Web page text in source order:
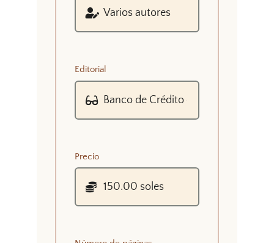
Editorial
Precio